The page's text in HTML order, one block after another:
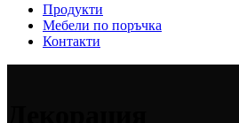
Продукти
Мебели по поръчка
Контакти